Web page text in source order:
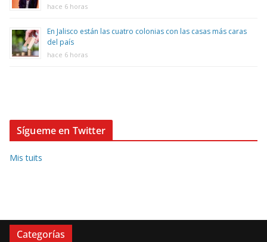
hace 6 horas
En Jalisco están las cuatro colonias con las casas más caras
del país
hace 6 horas
Sígueme en Twitter
Mis tuits
Categorías